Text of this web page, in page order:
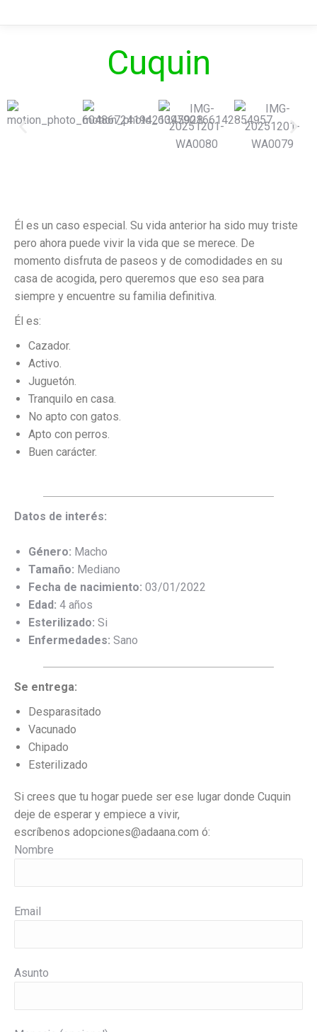
Cuquin
Él es un caso especial. Su vida anterior ha sido muy triste
pero ahora puede vivir la vida que se merece. De
momento disfruta de paseos y de comodidades en su
casa de acogida, pero queremos que eso sea para
siempre y encuentre su familia definitiva.
Él es:
Cazador.
Activo.
Juguetón.
Tranquilo en casa.
No apto con gatos.
Apto con perros.
Buen carácter.
Datos de interés:
Género: Macho
Tamaño: Mediano
Fecha de nacimiento: 03/01/2022
Edad: 4 años
Esterilizado: Si
Enfermedades: Sano
Se entrega:
Desparasitado
Vacunado
Chipado
Esterilizado
Si crees que tu hogar puede ser ese lugar donde Cuquin
deje de esperar y empiece a vivir,
escríbenos adopciones@adaana.com ó:
Nombre
Email
Asunto